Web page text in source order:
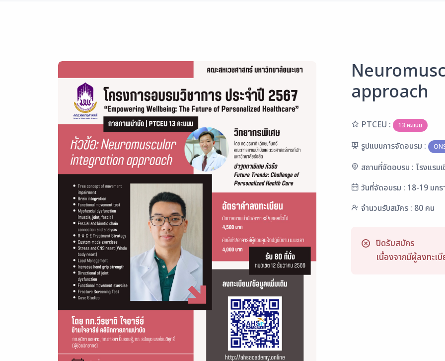
approach
PTCEU : 13 คะแนน
รูปแบบการจัดอบรม :
สถานที่จัดอบรม : โรงแรม
วันที่จัดอบรม : 18-19 มก
จำนวนรับสมัคร : 80 คน
ปิดรับสมัคร
เนื่องจากมีผู้ลงทะเ